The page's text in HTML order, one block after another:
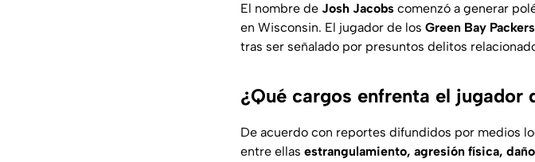
El nombre de Josh Jacobs comenzó a generar
en Wisconsin. El jugador de los Green Bay Packers
tras ser señalado por presuntos delitos
¿Qué cargos enfrenta el jugador
De acuerdo con reportes difundidos por medios
entre ellas estrangulamiento, agresión física,